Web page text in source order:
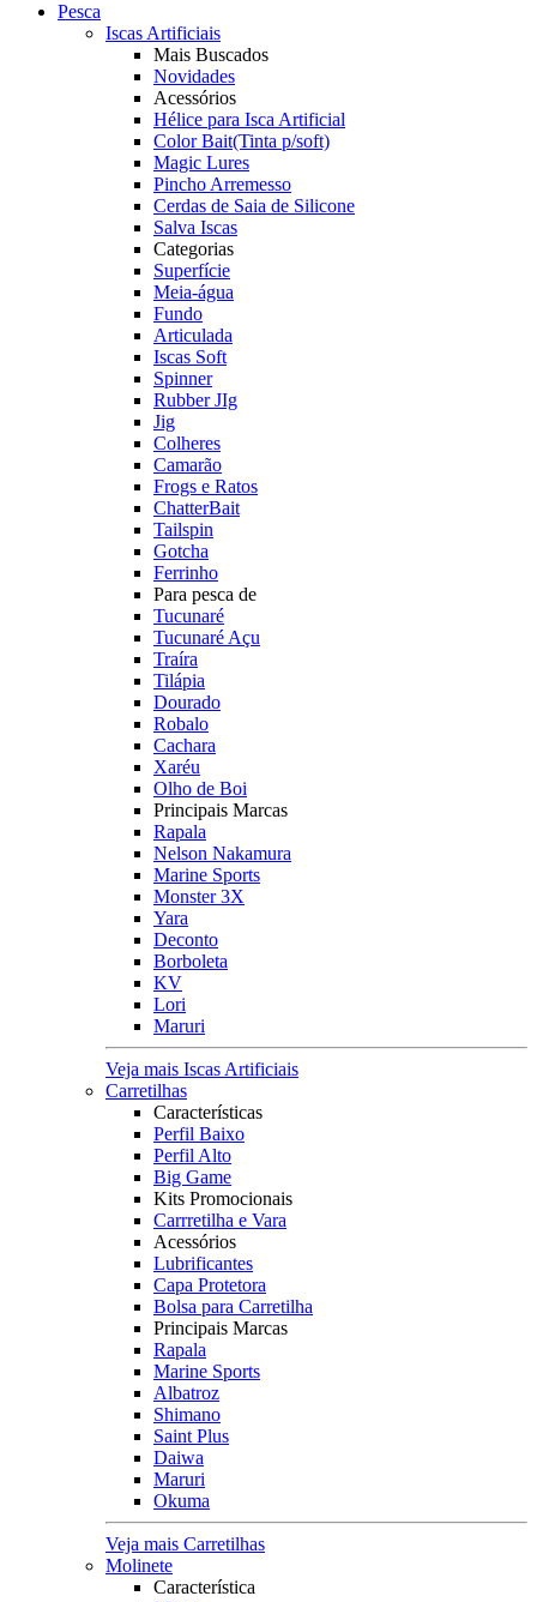
Pesca
Iscas Artificiais
Mais Buscados
Novidades
Acessórios
Hélice para Isca Artificial
Color Bait(Tinta p/soft)
Magic Lures
Pincho Arremesso
Cerdas de Saia de Silicone
Salva Iscas
Categorias
Superfície
Meia-água
Fundo
Articulada
Iscas Soft
Spinner
Rubber JIg
Jig
Colheres
Camarão
Frogs e Ratos
ChatterBait
Tailspin
Gotcha
Ferrinho
Para pesca de
Tucunaré
Tucunaré Açu
Traíra
Tilápia
Dourado
Robalo
Cachara
Xaréu
Olho de Boi
Principais Marcas
Rapala
Nelson Nakamura
Marine Sports
Monster 3X
Yara
Deconto
Borboleta
KV
Lori
Maruri
Veja mais Iscas Artificiais
Carretilhas
Características
Perfil Baixo
Perfil Alto
Big Game
Kits Promocionais
Carrretilha e Vara
Acessórios
Lubrificantes
Capa Protetora
Bolsa para Carretilha
Principais Marcas
Rapala
Marine Sports
Albatroz
Shimano
Saint Plus
Daiwa
Maruri
Okuma
Veja mais Carretilhas
Molinete
Característica